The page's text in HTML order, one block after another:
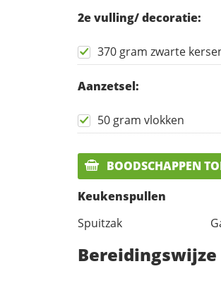
2e vulling/ decoratie:
370 gram zwarte
Aanzetsel:
50 gram vlokken
BOODSCHAPPEN
Keukenspullen
Spuitzak
Bereidingswijze